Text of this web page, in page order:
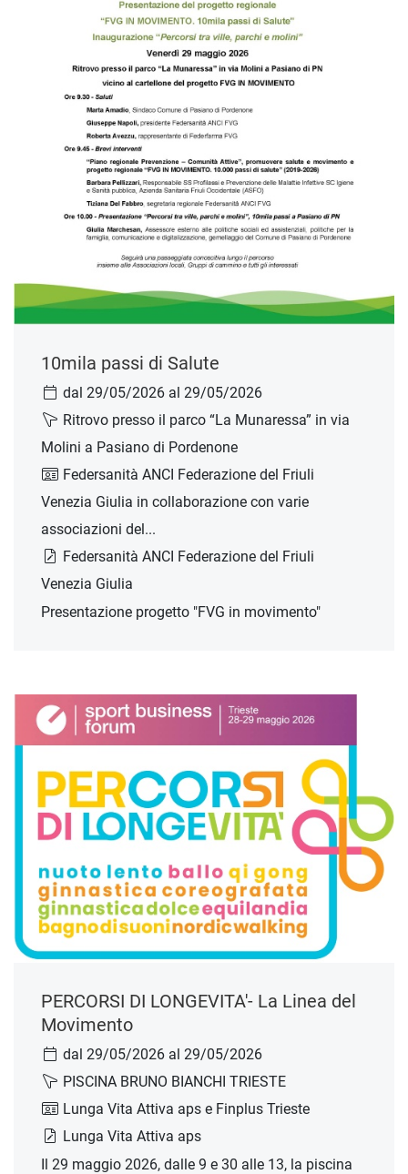
10mila passi di Salute
dal 29/05/2026 al 29/05/2026
Ritrovo presso il parco “La Munaressa” in via
Molini a Pasiano di Pordenone
Federsanità ANCI Federazione del Friuli
Venezia Giulia in collaborazione con varie
associazioni del...
Federsanità ANCI Federazione del Friuli
Venezia Giulia
Presentazione progetto "FVG in movimento"
PERCORSI DI LONGEVITA'- La Linea del
Movimento
dal 29/05/2026 al 29/05/2026
PISCINA BRUNO BIANCHI TRIESTE
Lunga Vita Attiva aps e Finplus Trieste
Lunga Vita Attiva aps
Il 29 maggio 2026, dalle 9 e 30 alle 13, la piscina